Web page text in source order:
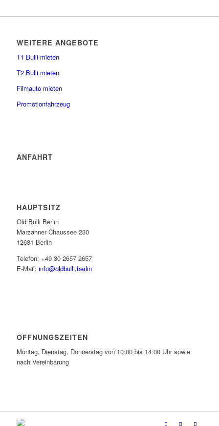
WEITERE ANGEBOTE
T1 Bulli mieten
T2 Bulli mieten
Filmauto mieten
Promotionfahrzeug
ANFAHRT
HAUPTSITZ
Old Bulli Berlin
Marzahner Chaussee 230
12681 Berlin
Telefon: +49 30 2657 2657
E-Mail: info@oldbulli.berlin
ÖFFNUNGSZEITEN
Montag, Dienstag, Donnerstag von 10:00 bis 14:00 Uhr sowie
nach Vereinbarung